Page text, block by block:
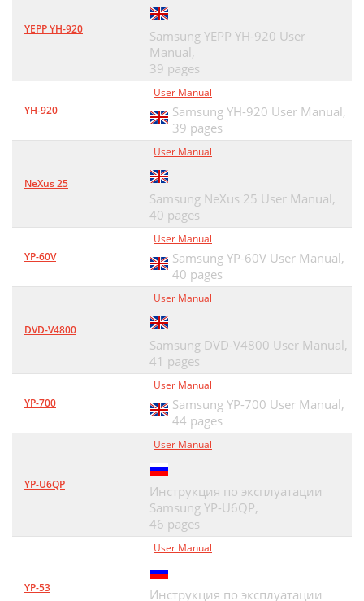
YEPP YH-920
Samsung YEPP YH-920 User
Manual,
39 pages
YH-920
User Manual
Samsung YH-920 User Manual,
39 pages
NeXus 25
User Manual
Samsung NeXus 25 User Manual,
40 pages
YP-60V
User Manual
Samsung YP-60V User Manual,
40 pages
DVD-V4800
User Manual
Samsung DVD-V4800 User Manual,
41 pages
YP-700
User Manual
Samsung YP-700 User Manual,
44 pages
YP-U6QP
User Manual
Инструкция по эксплуатации
Samsung YP-U6QP,
46 pages
YP-53
User Manual
Инструкция по эксплуатации